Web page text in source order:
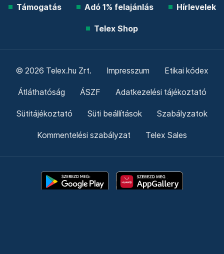
Támogatás Adó 1% felajánlás Hírlevelek
Telex Shop
© 2026 Telex.hu Zrt. Impresszum Etikai kódex
Átláthatóság ÁSZF Adatkezelési tájékoztató
Sütitájékoztató Süti beállítások Szabályzatok
Kommentelési szabályzat Telex Sales